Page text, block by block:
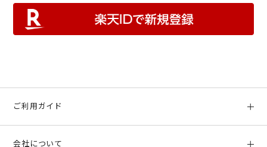
ご利用ガイド
会社について